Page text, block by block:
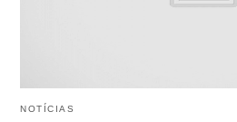
NOTÍCIAS